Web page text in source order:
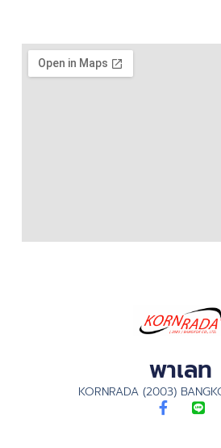
พาเลท
KORNRADA (2003)